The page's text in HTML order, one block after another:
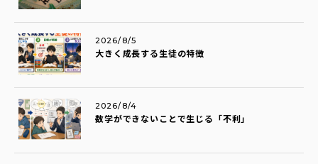
大きく成長する生徒の特徴
2026/8/5
数学ができないことで生じる「不利」
2026/8/4